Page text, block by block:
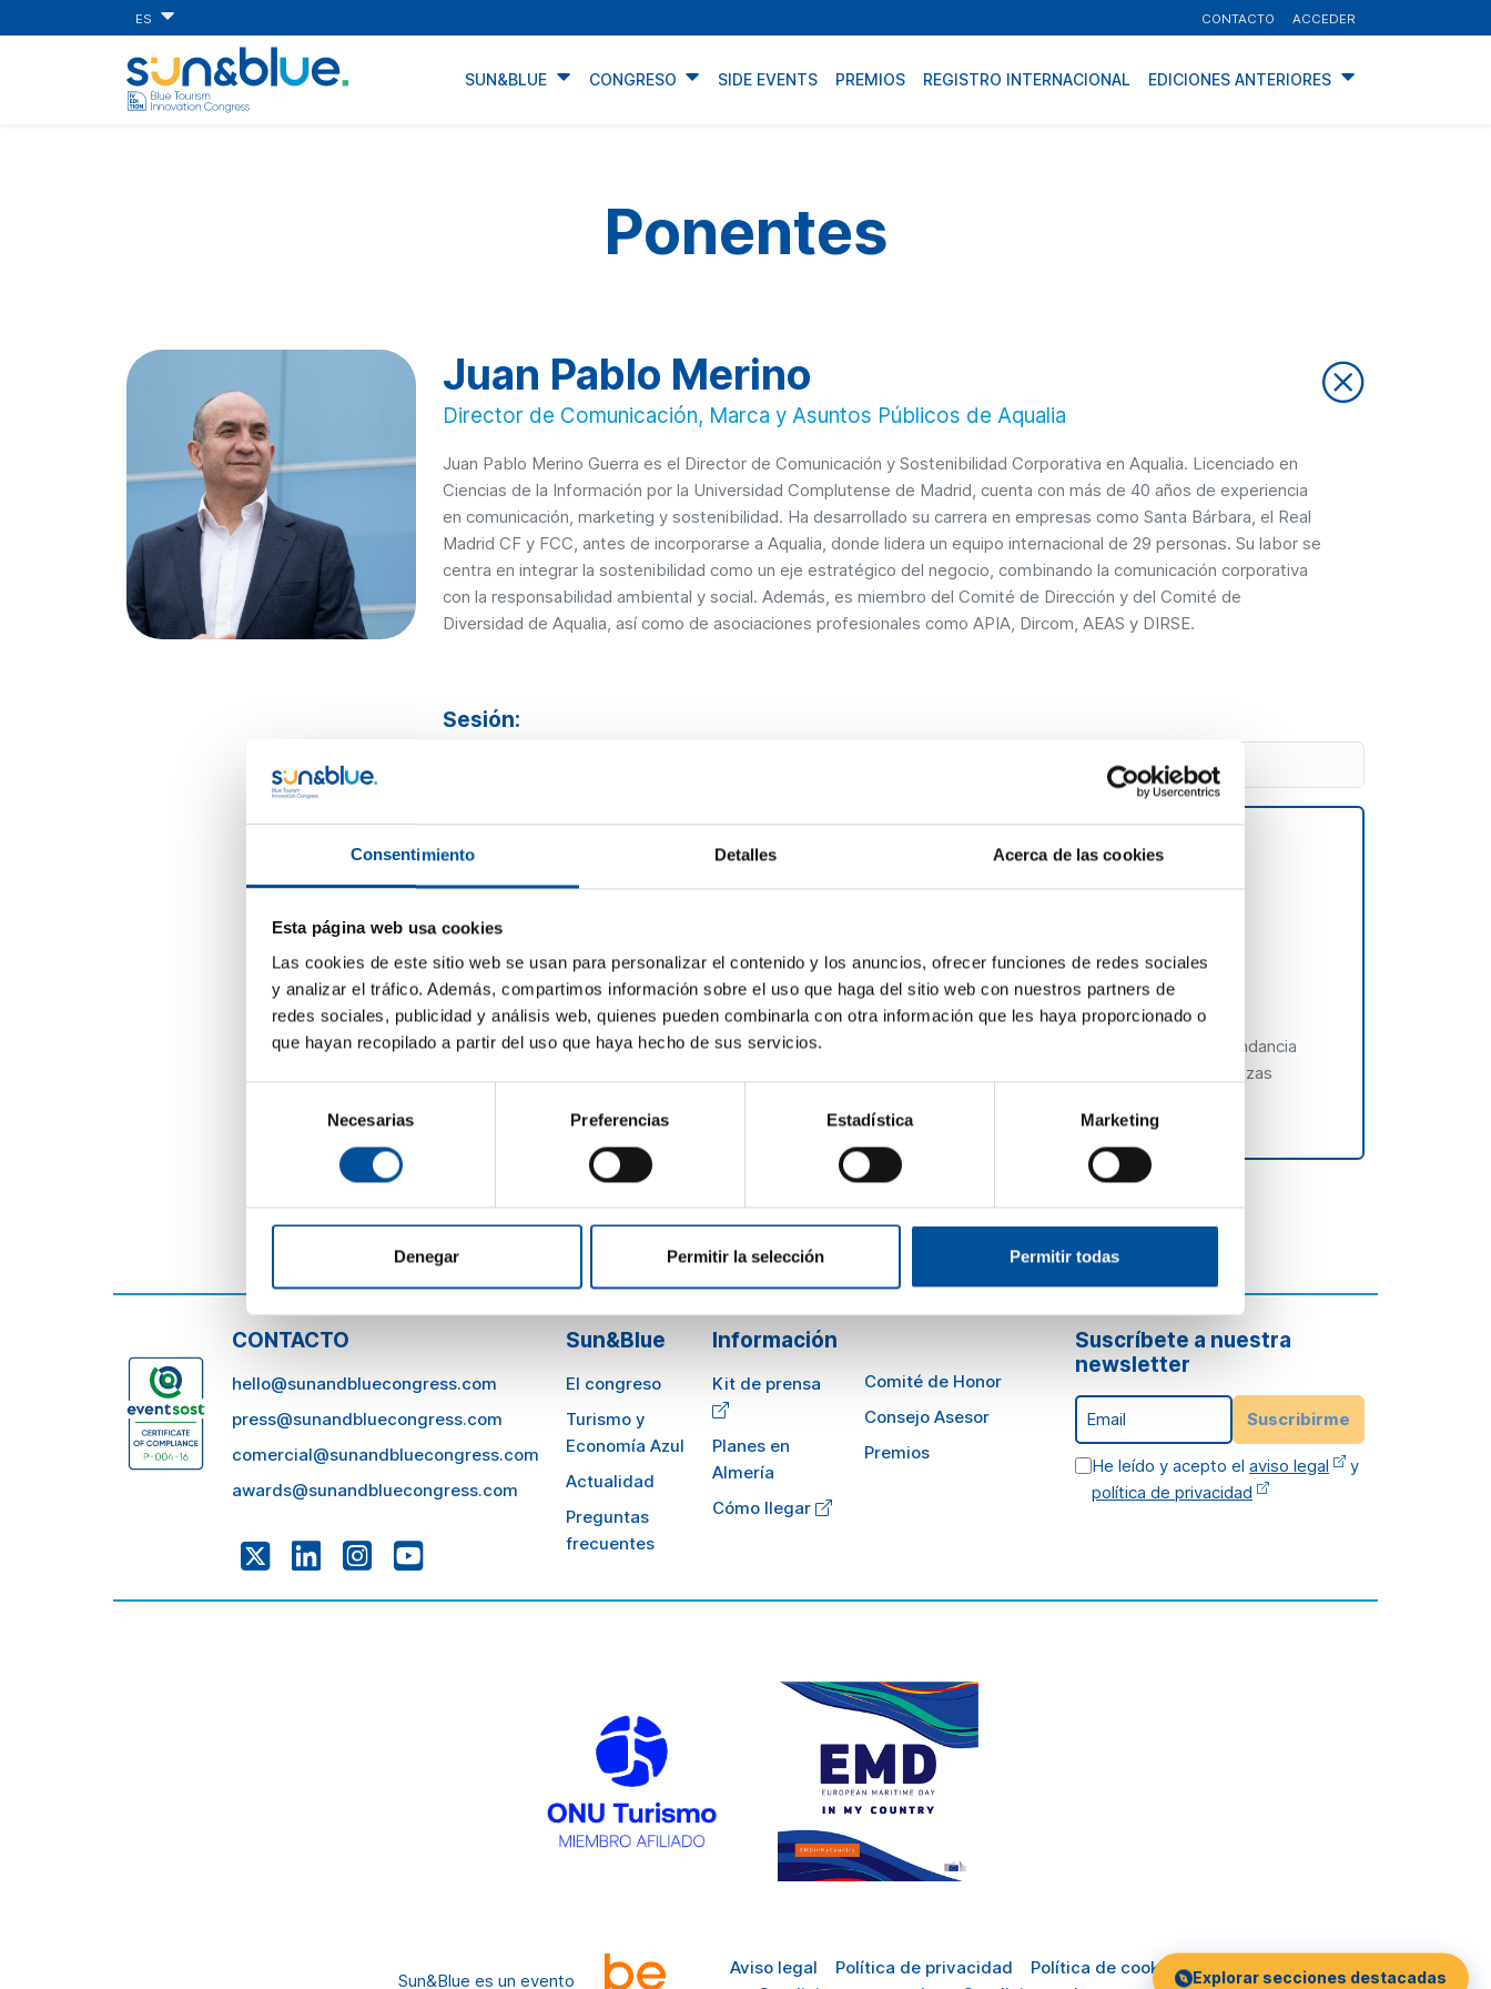
Consentimiento Detalles Acerca de las cookies
Esta página web usa cookies
Las cookies de este sitio web se usan para personalizar el contenido y los anuncios, ofrecer funciones de redes sociales
y analizar el tráfico. Además, compartimos información sobre el uso que haga del sitio web con nuestros partners de
redes sociales, publicidad y análisis web, quienes pueden combinarla con otra información que les haya proporcionado o
que hayan recopilado a partir del uso que haya hecho de sus servicios.
consentimiento
Necesarias Preferencias Estadística Marketing
Denegar Permitir la selección Permitir todas
ES CONTACTO ACCEDER
SUN&BLUE CONGRESO SIDE EVENTS PREMIOS REGISTRO INTERNACIONAL EDICIONES ANTERIORES
Ponentes
Juan Pablo Merino
Director de Comunicación, Marca y Asuntos Públicos de Aqualia
Juan Pablo Merino Guerra es el Director de Comunicación y Sostenibilidad Corporativa en Aqualia. Licenciado en
Ciencias de la Información por la Universidad Complutense de Madrid, cuenta con más de 40 años de experiencia
en comunicación, marketing y sostenibilidad. Ha desarrollado su carrera en empresas como Santa Bárbara, el Real
Madrid CF y FCC, antes de incorporarse a Aqualia, donde lidera un equipo internacional de 29 personas. Su labor se
centra en integrar la sostenibilidad como un eje estratégico del negocio, combinando la comunicación corporativa
con la responsabilidad ambiental y social. Además, es miembro del Comité de Dirección y del Comité de
Diversidad de Aqualia, así como de asociaciones profesionales como APIA, Dircom, AEAS y DIRSE.
Sesión:
12:15h
Room Almería
A02 - Agua para la vida: fuentes alternativas para la
sostenibilidad hídrica
Desestacionalización, regeneración y corresponsabilidad sectorial.
La gestión del agua exige hoy un cambio de paradigma: pasar de gestionar la escasez a generar abundancia
sostenible. Esta mesa aborda enfoques innovadores —como la regeneración o la desalación— y alianzas
CONTACTO
hello@sunandbluecongress.com
press@sunandbluecongress.com
comercial@sunandbluecongress.com
awards@sunandbluecongress.com
Sun&Blue
El congreso
Turismo y
Economía Azul
Actualidad
Preguntas
frecuentes
Información
Kit de prensa
Planes en
Almería
Cómo llegar
Comité de Honor
Consejo Asesor
Premios
Suscríbete a nuestra
newsletter
Email
Suscribirme
He leído y acepto elaviso legal
y
política de privacidad
Sun&Blue es un evento
Aviso legal Política de privacidad
Política de cookies Explorar secciones destacadas